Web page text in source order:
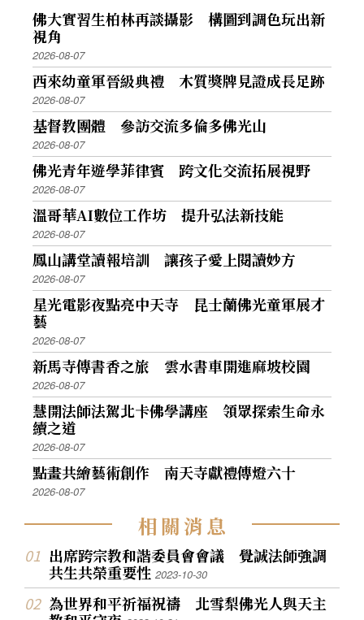
佛大實習生柏林再談攝影 構圖到調色玩出新
視角
2026-08-07
西來幼童軍晉級典禮 木質獎牌見證成長足跡
2026-08-07
基督教團體 參訪交流多倫多佛光山
2026-08-07
佛光青年遊學菲律賓 跨文化交流拓展視野
2026-08-07
溫哥華AI數位工作坊 提升弘法新技能
2026-08-07
鳳山講堂讀報培訓 讓孩子愛上閱讀妙方
2026-08-07
星光電影夜點亮中天寺 昆士蘭佛光童軍展才
藝
2026-08-07
新馬寺傳書香之旅 雲水書車開進麻坡校園
2026-08-07
慧開法師法駕北卡佛學講座 領眾探索生命永
續之道
2026-08-07
點畫共繪藝術創作 南天寺獻禮傳燈六十
2026-08-07
相關消息
出席跨宗教和諧委員會會議 覺誠法師強調
共生共榮重要性2023-10-30
為世界和平祈福祝禱 北雪梨佛光人與天主